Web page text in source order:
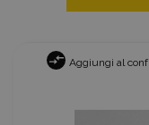
Aggiungi al